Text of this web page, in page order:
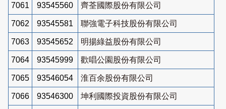
7061 93545560 齊荃國際股份有限公司
7062 93545581 聯強電子科技股份有限公司
7063 93545652 明揚綠益股份有限公司
7064 93545999 歡唱公園股份有限公司
7065 93546054 淮百余股份有限公司
7066 93546300 坤利國際投資股份有限公司